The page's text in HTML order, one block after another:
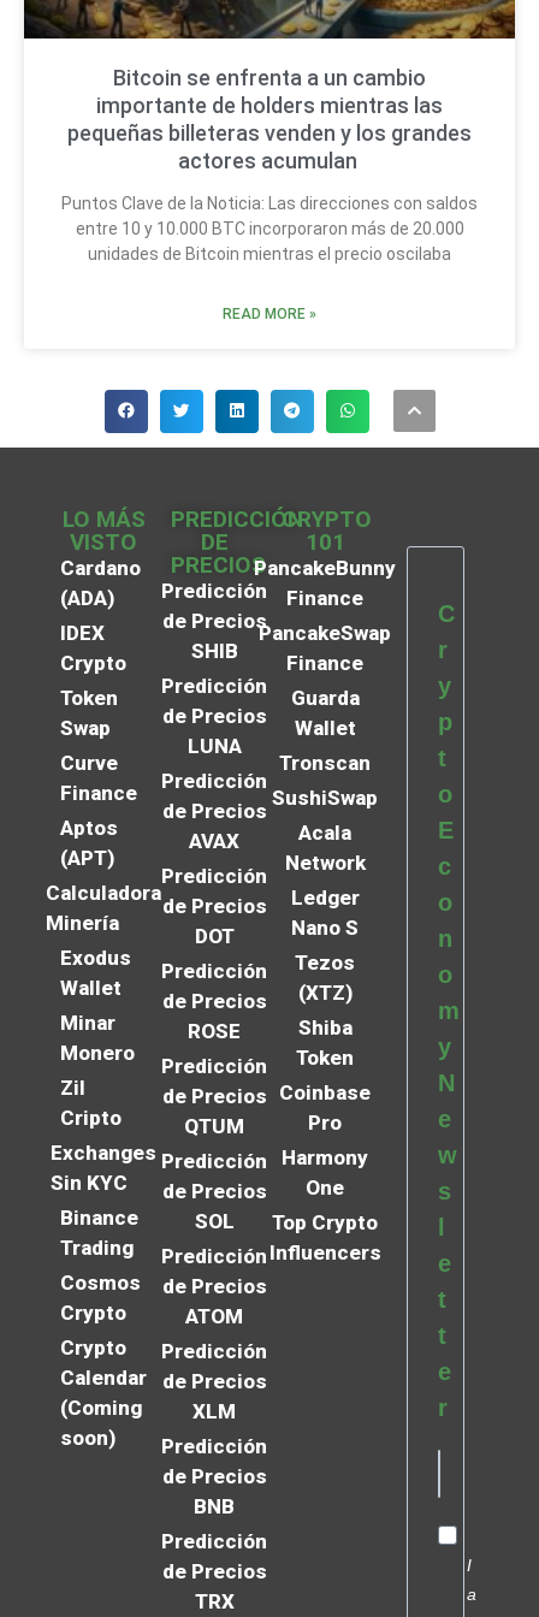
Bitcoin se enfrenta a un cambio
importante de holders mientras las
pequeñas billeteras venden y los grandes
actores acumulan
Puntos Clave de la Noticia: Las direcciones con saldos
entre 10 y 10.000 BTC incorporaron más de 20.000
unidades de Bitcoin mientras el precio oscilaba
READ MORE »
LO MÁS
VISTO
Cardano
(ADA)
IDEX
Crypto
Token
Swap
Curve
Finance
Aptos
(APT)
Calculadora
Minería
Exodus
Wallet
Minar
Monero
Zil
Cripto
Exchanges
Sin KYC
Binance
Trading
Cosmos
Crypto
Crypto
Calendar
(Coming
soon)
PREDICCIÓN
DE
PRECIOS
Predicción
de Precios
SHIB
Predicción
de Precios
LUNA
Predicción
de Precios
AVAX
Predicción
de Precios
DOT
Predicción
de Precios
ROSE
Predicción
de Precios
QTUM
Predicción
de Precios
SOL
Predicción
de Precios
ATOM
Predicción
de Precios
XLM
Predicción
de Precios
BNB
Predicción
de Precios
TRX
CRYPTO
101
PancakeBunny
Finance
PancakeSwap
Finance
Guarda
Wallet
Tronscan
SushiSwap
Acala
Network
Ledger
Nano S
Tezos
(XTZ)
Shiba
Token
Coinbase
Pro
Harmony
One
Top Crypto
Influencers
C
r
y
p
t
o
E
c
o
n
o
m
y
N
e
w
s
e
t
t
e
r
I
a